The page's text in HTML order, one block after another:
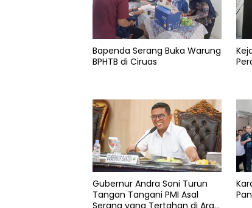
Irigasi
Pemkab
serang
Bapenda Serang Buka Warung
BPHTB di Ciruas
Gubernur Andra Soni Turun
Tangan Tangani PMI Asal